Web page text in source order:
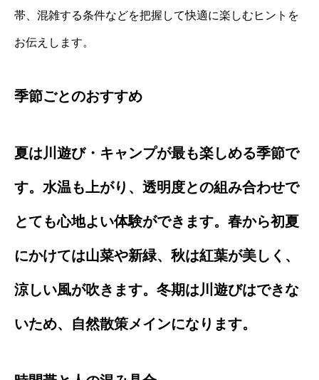
帯、混雑する条件などを把握して快適に楽しむヒントを
お伝えします。
季節ごとのおすすめ
夏は川遊び・キャンプが最も楽しめる季節で
す。水温も上がり、透明度との組み合わせで
とても心地よい体験ができます。春から初夏
にかけては山菜や新緑、秋は紅葉が美しく、
涼しい風が吹きます。冬期は川遊びはできな
いため、自然散策メインになります。